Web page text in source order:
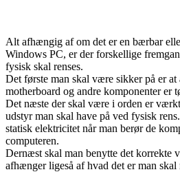
Alt afhængig af om det er en bærbar
Windows PC, er der forskellige
fysisk skal renses.
Det første man skal være sikker på er
motherboard og andre komponenter er
Det næste der skal være i orden er
udstyr man skal have på ved fysisk
statisk elektricitet når man berør de
computeren.
Dernæst skal man benytte det korrekte
afhænger ligeså af hvad det er man skal